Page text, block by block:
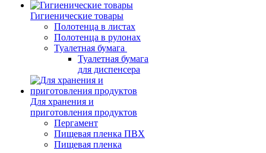
Гигиенические товары
Полотенца в листах
Полотенца в рулонах
Туалетная бумага
Туалетная бумага
для диспенсера
Для хранения и
приготовления продуктов
Пергамент
Пищевая пленка ПВХ
Пищевая пленка